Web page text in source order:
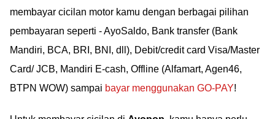
membayar cicilan motor kamu dengan berbagai pilihan
pembayaran seperti - AyoSaldo, Bank transfer (Bank
Mandiri, BCA, BRI, BNI, dll), Debit/credit card Visa/Master
Card/ JCB, Mandiri E-cash, Offline (Alfamart, Agen46,
BTPN WOW) sampai bayar menggunakan GO-PAY!